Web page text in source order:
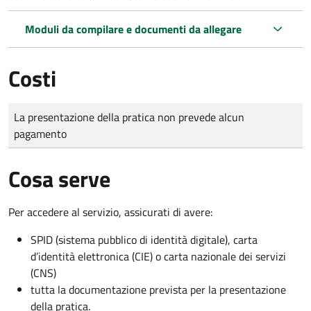
Moduli da compilare e documenti da allegare
Costi
Tipo di pagamento
Importo
La presentazione della pratica non prevede alcun
pagamento
Cosa serve
Per accedere al servizio, assicurati di avere:
SPID (sistema pubblico di identità digitale), carta
d’identità elettronica (CIE) o carta nazionale dei servizi
(CNS)
tutta la documentazione prevista per la presentazione
della pratica.